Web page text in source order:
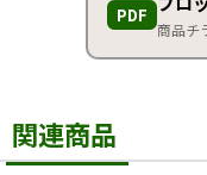
PDF
商品チ
関連商品